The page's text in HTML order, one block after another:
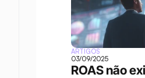
ARTIGOS
03/09/2025
ROAS não